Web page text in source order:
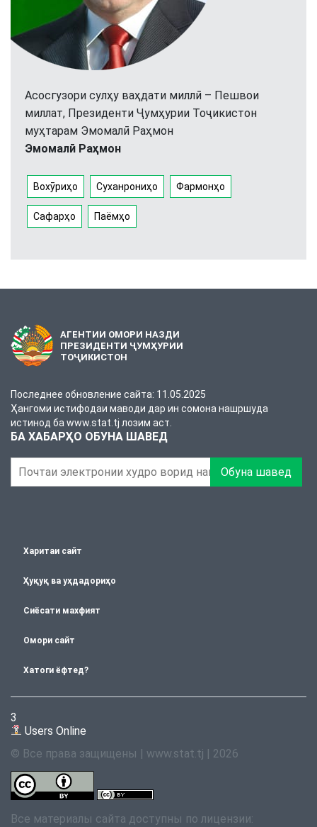
Асосгузори сулҳу ваҳдати миллӣ – Пешвои
миллат, Президенти Ҷумҳурии Тоҷикистон
муҳтарам Эмомалӣ Раҳмон
Эмомалӣ Раҳмон
Вохӯриҳо Суханрониҳо Фармонҳо
Сафарҳо Паёмҳо
АГЕНТИИ ОМОРИ НАЗДИ
ПРЕЗИДЕНТИ ҶУМҲУРИИ
ТОҶИКИСТОН
Последнее обновление сайта: 11.05.2025
Ҳангоми истифодаи маводи дар ин сомона нашршуда
истинод ба www.stat.tj лозим аст.
БА ХАБАРҲО ОБУНА ШАВЕД
Обуна шавед
Харитаи сайт
Ҳуқуқ ва уҳдадориҳо
Сиёсати махфият
Омори сайт
Хатоги ёфтед?
3
Users Online
© Все права защищены | www.stat.tj | 2026
Все материалы сайта доступны по лицензии: